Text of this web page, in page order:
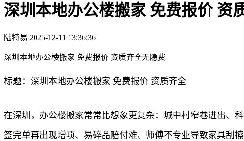
深圳本地办公楼搬家 免费报价 资
陆特易 2025-12-11 13:36:36
深圳本地办公楼搬家 免费报价 资质齐全无隐费
标题：深圳本地办公楼搬家 免费报价 资质齐全
在深圳，办公楼搬家常常比想象更复杂：城中村窄巷进出、
签完单再出现增项、易碎品赔付难、师傅不专业导致家具刮